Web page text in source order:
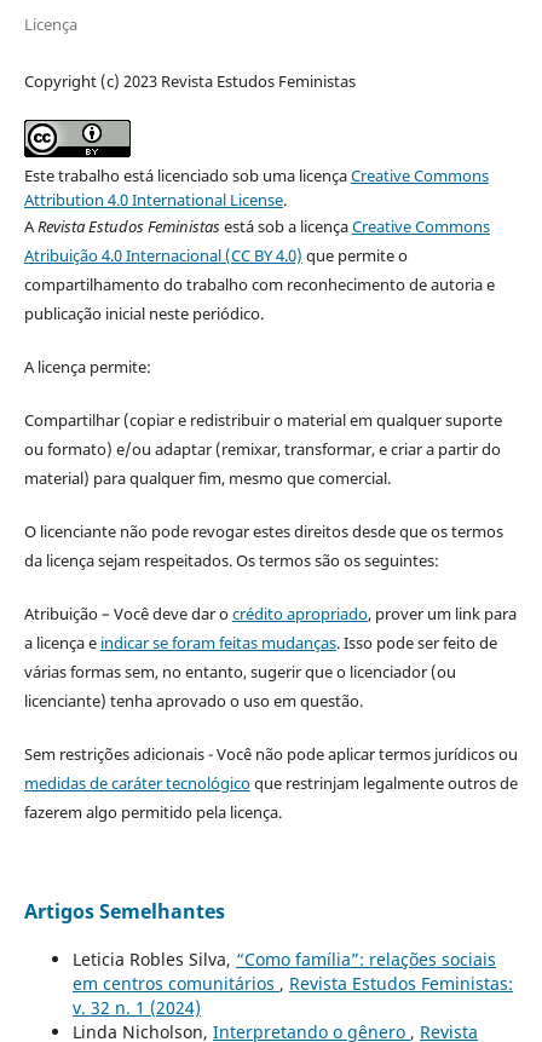
Licença
Copyright (c) 2023 Revista Estudos Feministas
Este trabalho está licenciado sob uma licençaCreative Commons
Attribution 4.0 International License.
ARevista Estudos Feministasestá sob a licençaCreative Commons
Atribuição 4.0 Internacional (CC BY 4.0) que permite o
compartilhamento do trabalho com reconhecimento de autoria e
publicação inicial neste periódico.
A licença permite:
Compartilhar (copiar e redistribuir o material em qualquer suporte
ou formato) e/ou adaptar (remixar, transformar, e criar a partir do
material) para qualquer fim, mesmo que comercial.
O licenciante não pode revogar estes direitos desde que os termos
da licença sejam respeitados. Os termos são os seguintes:
Atribuição – Você deve dar ocrédito apropriado, prover um link para
a licença e indicar se foram feitas mudanças. Isso pode ser feito de
várias formas sem, no entanto, sugerir que o licenciador (ou
licenciante) tenha aprovado o uso em questão.
Sem restrições adicionais - Você não pode aplicar termos jurídicos ou
medidas de caráter tecnológicoque restrinjam legalmente outros de
fazerem algo permitido pela licença.
Artigos Semelhantes
Leticia Robles Silva, “Como família”: relações sociais
em centros comunitários , Revista Estudos Feministas:
v. 32 n. 1 (2024)
Linda Nicholson, Interpretando o gênero , Revista